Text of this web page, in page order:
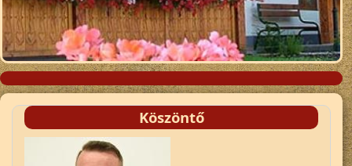
Köszöntő